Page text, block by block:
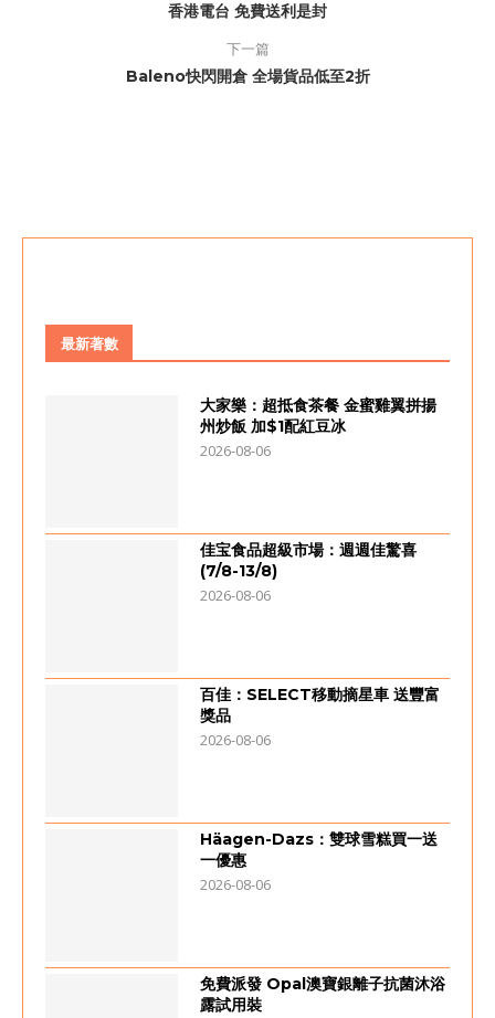
香港電台 免費送利是封
下一篇
Baleno快閃開倉 全場貨品低至2折
最新著數
大家樂：超抵食茶餐 金蜜雞翼拼揚
州炒飯 加$1配紅豆冰
2026-08-06
佳宝食品超級市場：週週佳驚喜
(7/8-13/8)
2026-08-06
百佳：SELECT移動摘星車 送豐富
獎品
2026-08-06
Häagen-Dazs：雙球雪糕買一送
一優惠
2026-08-06
免費派發 Opal澳寶銀離子抗菌沐浴
露試用裝